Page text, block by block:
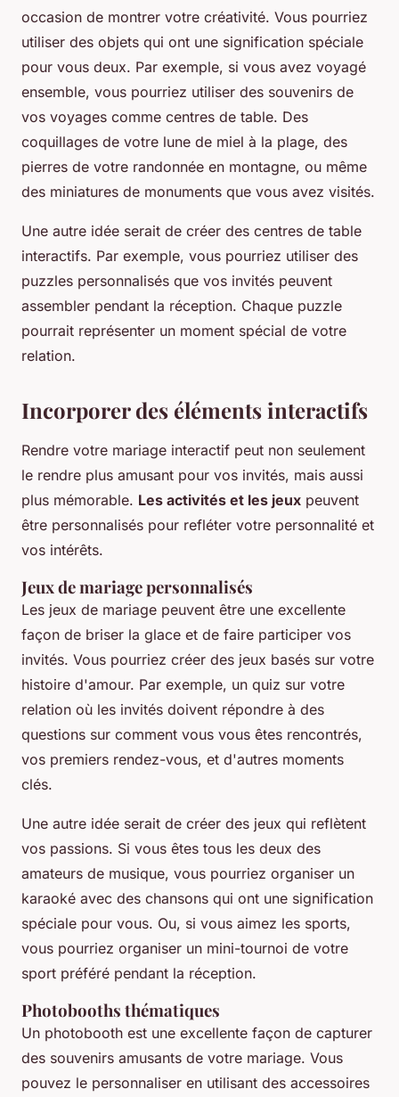
occasion de montrer votre créativité. Vous pourriez
utiliser des objets qui ont une signification spéciale
pour vous deux. Par exemple, si vous avez voyagé
ensemble, vous pourriez utiliser des souvenirs de
vos voyages comme centres de table. Des
coquillages de votre lune de miel à la plage, des
pierres de votre randonnée en montagne, ou même
des miniatures de monuments que vous avez visités.
Une autre idée serait de créer des centres de table
interactifs. Par exemple, vous pourriez utiliser des
puzzles personnalisés que vos invités peuvent
assembler pendant la réception. Chaque puzzle
pourrait représenter un moment spécial de votre
relation.
Incorporer des éléments interactifs
Rendre votre mariage interactif peut non seulement
le rendre plus amusant pour vos invités, mais aussi
plus mémorable. Les activités et les jeux peuvent
être personnalisés pour refléter votre personnalité et
vos intérêts.
Jeux de mariage personnalisés
Les jeux de mariage peuvent être une excellente
façon de briser la glace et de faire participer vos
invités. Vous pourriez créer des jeux basés sur votre
histoire d'amour. Par exemple, un quiz sur votre
relation où les invités doivent répondre à des
questions sur comment vous vous êtes rencontrés,
vos premiers rendez-vous, et d'autres moments
clés.
Une autre idée serait de créer des jeux qui reflètent
vos passions. Si vous êtes tous les deux des
amateurs de musique, vous pourriez organiser un
karaoké avec des chansons qui ont une signification
spéciale pour vous. Ou, si vous aimez les sports,
vous pourriez organiser un mini-tournoi de votre
sport préféré pendant la réception.
Photobooths thématiques
Un photobooth est une excellente façon de capturer
des souvenirs amusants de votre mariage. Vous
pouvez le personnaliser en utilisant des accessoires